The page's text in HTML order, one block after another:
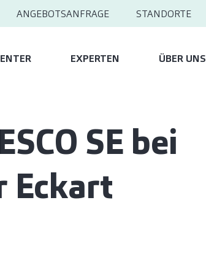
ANGEBOTSANFRAGE STANDORTE
EXPERTEN ÜBER UNS
SE bei
Eckart